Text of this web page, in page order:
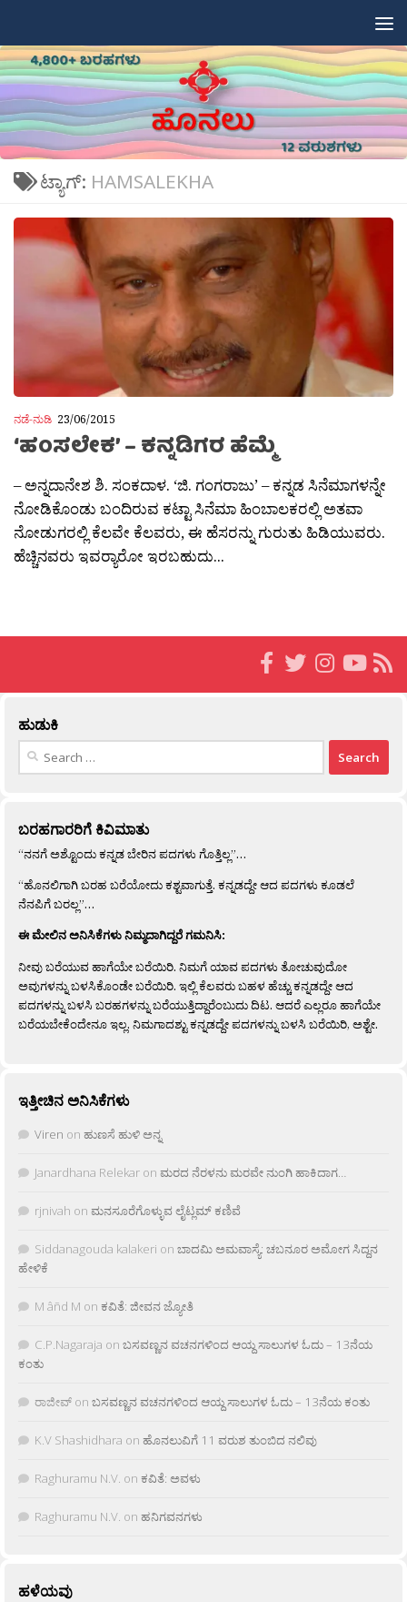
ಟ್ಯಾಗ್: HAMSALEKHA
ನಡೆ-ನುಡಿ 23/06/2015
‘ಹಂಸಲೇಕ’ – ಕನ್ನಡಿಗರ ಹೆಮ್ಮೆ
– ಅನ್ನದಾನೇಶ ಶಿ. ಸಂಕದಾಳ. ‘ಜಿ. ಗಂಗರಾಜು’ – ಕನ್ನಡ ಸಿನೆಮಾಗಳನ್ನೇ
ನೋಡಿಕೊಂಡು ಬಂದಿರುವ ಕಟ್ಟಾ ಸಿನೆಮಾ ಹಿಂಬಾಲಕರಲ್ಲಿ ಅತವಾ
ನೋಡುಗರಲ್ಲಿ ಕೆಲವೇ ಕೆಲವರು, ಈ ಹೆಸರನ್ನು ಗುರುತು ಹಿಡಿಯುವರು.
ಹೆಚ್ಚಿನವರು ಇವರ‍್ಯಾರೋ ಇರಬಹುದು...
ಹುಡುಕಿ
Search
ಬರಹಗಾರರಿಗೆ ಕಿವಿಮಾತು
“ನನಗೆ ಅಶ್ಟೊಂದು ಕನ್ನಡ ಬೇರಿನ ಪದಗಳು ಗೊತ್ತಿಲ್ಲ”…
“ಹೊನಲಿಗಾಗಿ ಬರಹ ಬರೆಯೋದು ಕಶ್ಟವಾಗುತ್ತೆ. ಕನ್ನಡದ್ದೇ ಆದ ಪದಗಳು ಕೂಡಲೆ
ನೆನಪಿಗೆ ಬರಲ್ಲ”…
ಈ ಮೇಲಿನ ಅನಿಸಿಕೆಗಳು ನಿಮ್ಮದಾಗಿದ್ದರೆ ಗಮನಿಸಿ:
ನೀವು ಬರೆಯುವ ಹಾಗೆಯೇ ಬರೆಯಿರಿ. ನಿಮಗೆ ಯಾವ ಪದಗಳು ತೋಚುವುದೋ
ಅವುಗಳನ್ನು ಬಳಸಿಕೊಂಡೇ ಬರೆಯಿರಿ. ಇಲ್ಲಿ ಕೆಲವರು ಬಹಳ ಹೆಚ್ಚು ಕನ್ನಡದ್ದೇ ಆದ
ಪದಗಳನ್ನು ಬಳಸಿ ಬರಹಗಳನ್ನು ಬರೆಯುತ್ತಿದ್ದಾರೆಂಬುದು ದಿಟ. ಆದರೆ ಎಲ್ಲರೂ ಹಾಗೆಯೇ
ಬರೆಯಬೇಕೆಂದೇನೂ ಇಲ್ಲ. ನಿಮಗಾದಶ್ಟು ಕನ್ನಡದ್ದೇ ಪದಗಳನ್ನು ಬಳಸಿ ಬರೆಯಿರಿ, ಅಶ್ಟೇ.
ಇತ್ತೀಚಿನ ಅನಿಸಿಕೆಗಳು
Viren on ಹುಣಸೆ ಹುಳಿ ಅನ್ನ
Janardhana Relekar on ಮರದ ನೆರಳನು ಮರವೇ ನುಂಗಿ ಹಾಕಿದಾಗ…
rjnivah on ಮನಸೂರೆಗೊಳ್ಳುವ ಲೈಟ್ಲಮ್ ಕಣಿವೆ
Siddanagouda kalakeri on ಬಾದಮಿ ಅಮವಾಸ್ಯೆ: ಚಬನೂರ ಅಮೋಗ ಸಿದ್ದನ
ಹೇಳಿಕೆ
M âñd M on ಕವಿತೆ: ಜೀವನ ಜ್ಯೋತಿ
C.P.Nagaraja on ಬಸವಣ್ಣನ ವಚನಗಳಿಂದ ಆಯ್ದ ಸಾಲುಗಳ ಓದು – 13ನೆಯ
ಕಂತು
ರಾಜೀವ್ on ಬಸವಣ್ಣನ ವಚನಗಳಿಂದ ಆಯ್ದ ಸಾಲುಗಳ ಓದು – 13ನೆಯ ಕಂತು
K.V Shashidhara on ಹೊನಲುವಿಗೆ 11 ವರುಶ ತುಂಬಿದ ನಲಿವು
Raghuramu N.V. on ಕವಿತೆ: ಅವಳು
Raghuramu N.V. on ಹನಿಗವನಗಳು
ಹಳೆಯವು